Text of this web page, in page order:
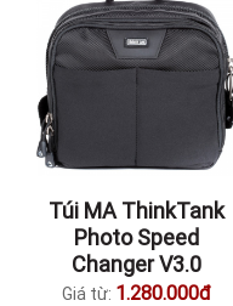
Túi MA ThinkTank
Photo Speed
Changer V3.0
Giá từ: 1.280.000đ